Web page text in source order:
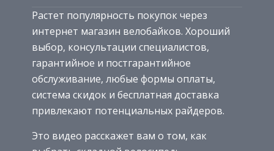
Растет популярность покупок через
интернет магазин велобайков. Хороший
выбор, консультации специалистов,
гарантийное и постгарантийное
обслуживание, любые формы оплаты,
система скидок и бесплатная доставка
привлекают потенциальных райдеров.
Это видео расскажет вам о том, как